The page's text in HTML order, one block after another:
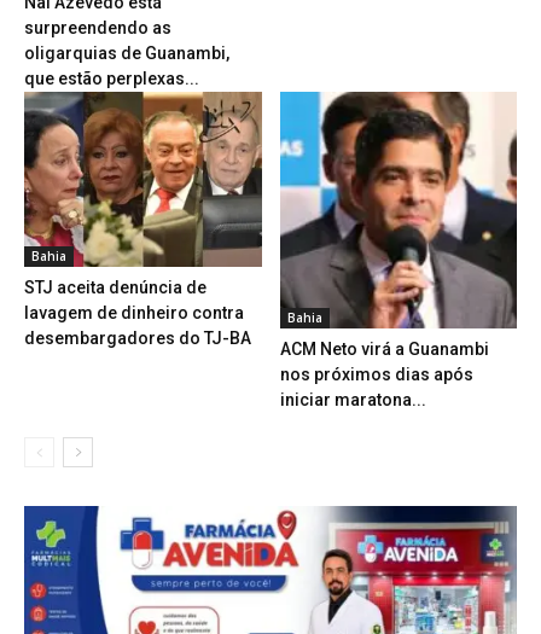
surpreendendo as
oligarquias de Guanambi,
que estão perplexas...
Bahia
STJ aceita denúncia de
lavagem de dinheiro contra
desembargadores do TJ-BA
Bahia
ACM Neto virá a Guanambi
nos próximos dias após
iniciar maratona...